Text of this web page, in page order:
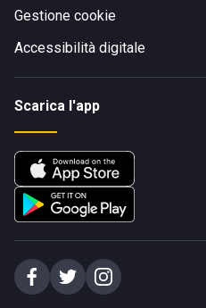
Gestione cookie
Accessibilità digitale
Scarica l'app